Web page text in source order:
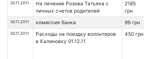
30.11.2011
На лечение Розова Татьяна с
личных счетов родителей
2185
грн
30.11.2011 комиссия банка 99 грн
30.11.2011
Расходы на поездку волонтеров
в Калиновку 01.12.11
450 грн